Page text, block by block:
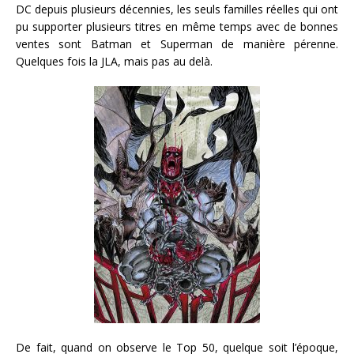
DC depuis plusieurs décennies, les seuls familles réelles qui ont
pu supporter plusieurs titres en même temps avec de bonnes
ventes sont Batman et Superman de manière pérenne.
Quelques fois la JLA, mais pas au delà.
De fait, quand on observe le Top 50, quelque soit l’époque,